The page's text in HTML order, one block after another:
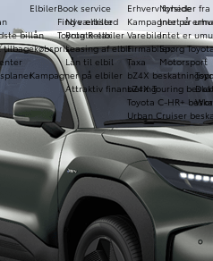
billån
tilbagekøbspris
Elbiler
Nye elbiler
Brugte elbiler
Leasing af elbil
Lån til elbil
Kampagner på elbiler
Attraktiv finansiering
Book service
Find værksted
Toyota Relax
Erhverv forside
Kampagner på
Varebiler
Firmabiler
Taxa
bZ4X
bZ4X Touring
Toyota C-HR+
Urban Cruiser
Nyheder fra
Intet er
Intet er
Spørg
Motorsport